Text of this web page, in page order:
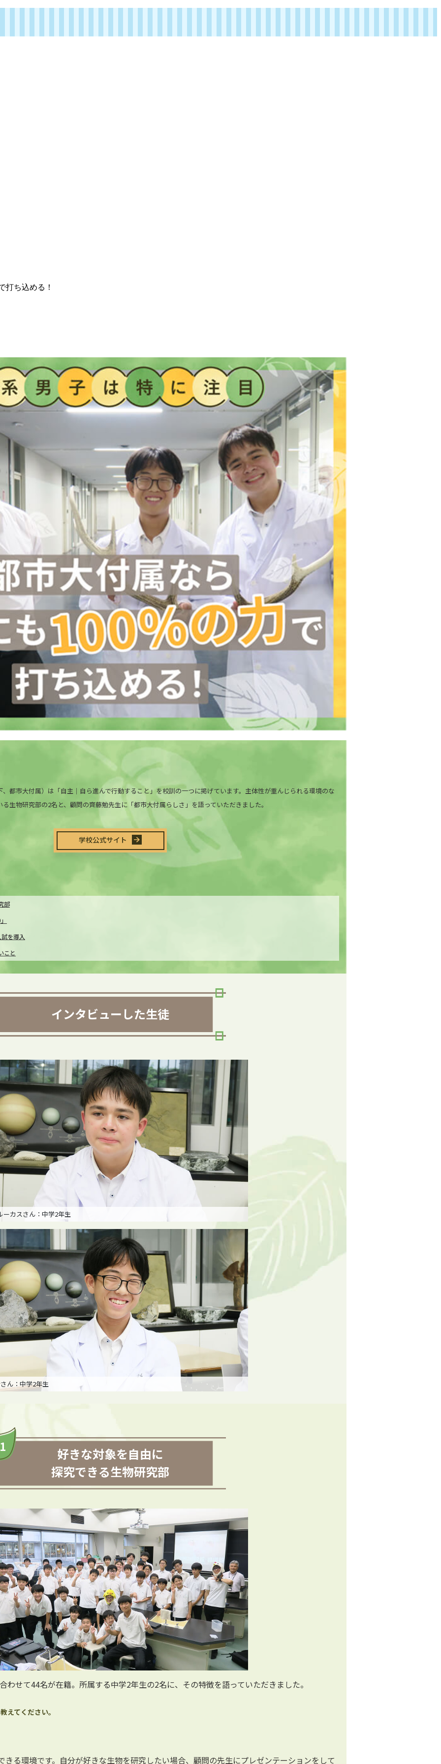
打ち込める！
都市大付属）は「自主｜自ら進んで行動すること」を校訓の一つに掲げています。主体性が重んじられる環境のな
生物研究部の2名と、顧問の齊藤勉先生に「都市大付属らしさ」を語っていただきました。
学校公式サイト
部
を導入
こと
インタビューした生徒
ーカスさん：中学2年生
ん：中学2年生
好きな対象を自由に
探究できる生物研究部
わせて44名が在籍。所属する中学2年生の2名に、その特徴を語っていただきました。
えてください。
きる環境です。自分が好きな生物を研究したい場合、顧問の先生にプレゼンテーションをして